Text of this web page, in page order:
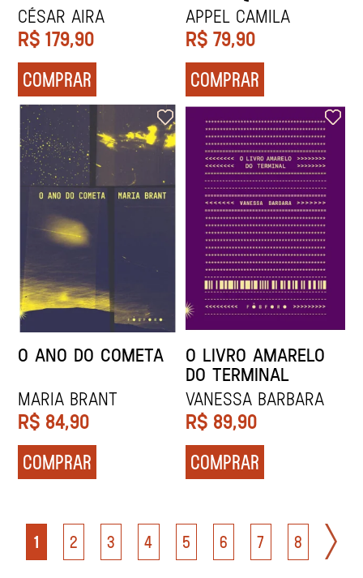
CÉSAR AIRA
R$ 179,90
COMPRAR
Appel Camila
R$ 79,90
COMPRAR
O ANO DO COMETA
Maria Brant
R$ 84,90
COMPRAR
O LIVRO AMARELO
DO TERMINAL
VANESSA BARBARA
R$ 89,90
COMPRAR
1 2 3 4 5 6 7 8